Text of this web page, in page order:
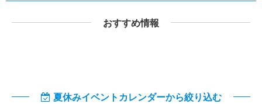
おすすめ情報
夏休みイベントカレンダーから絞り込む